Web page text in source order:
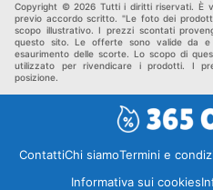
Copyright © 2026 Tutti i diritti riservati. È
previo accordo scritto. "Le foto dei
scopo illustrativo. I prezzi scontati
questo sito. Le offerte sono valide da
esaurimento delle scorte. Lo scopo di
utilizzato per rivendicare i prodotti. I
posizione.
ContattiChi siamoTermini e
Informativa sui cookies